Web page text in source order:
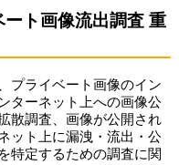
ート画像流出調査 重
プライベート画像のイン
ターネット上への画像公
散調査、画像が公開され
ット上に漏洩・流出・公
特定するための調査に関